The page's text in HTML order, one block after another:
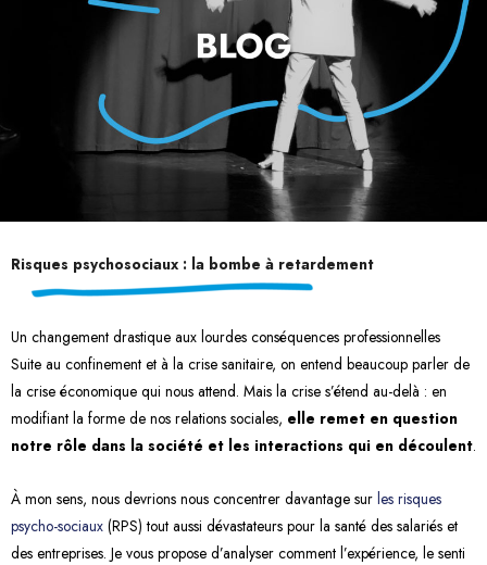
Risques psychosociaux : la bombe à retardement
Un changement drastique aux lourdes conséquences professionnelles
Suite au confinement et à la crise sanitaire, on entend beaucoup parler de
la crise économique qui nous attend. Mais la crise s’étend au-delà : en
modifiant la forme de nos relations sociales, elle remet en question
notre rôle dans la société et les interactions qui en découlent.
À mon sens, nous devrions nous concentrer davantage sur les risques
psycho-sociaux (RPS) tout aussi dévastateurs pour la santé des salariés et
des entreprises. Je vous propose d’analyser comment l’expérience, le senti